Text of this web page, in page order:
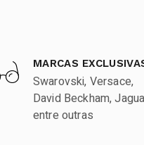
MARCAS
Swarovski, Versace,
David Beckham,
entre outras